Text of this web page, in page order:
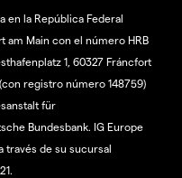
en la República Federal
am Main con el número HRB
1, 60327 Fráncfort
registro número 148759)
für
Bundesbank. IG Europe
través de su sucursal